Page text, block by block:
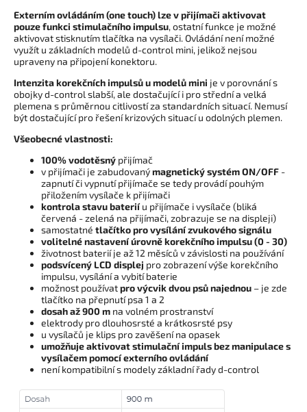
Externím ovládáním (one touch) lze v přijímači aktivovat
pouze funkci stimulačního impulsu, ostatní funkce je možné
aktivovat stisknutím tlačítka na vysílači. Ovládání není možné
využít u základních modelů d-control mini, jelikož nejsou
upraveny na připojení konektoru.
Intenzita korekčních impulsů u modelů mini je v porovnání s
obojky d-control slabší, ale dostačující i pro střední a velká
plemena s průměrnou citlivostí za standardních situací. Nemusí
být dostačující pro řešení krizových situací u odolných plemen.
Všeobecné vlastnosti:
100% vodotěsný přijímač
v přijímači je zabudovanýmagnetický systém ON/OFF -
zapnutí či vypnutí přijímače se tedy provádí pouhým
přiložením vysílače k přijímači
kontrola stavu baterií u přijímače i vysílače (bliká
červená - zelená na přijímači, zobrazuje se na displeji)
samostatné tlačítko pro vysílání zvukového signálu
volitelné nastavení úrovně korekčního impulsu (0 - 30)
životnost baterií je až 12 měsíců v závislosti na používání
podsvícený LCD displej pro zobrazení výše korekčního
impulsu, vysílání a vybití baterie
možnost používatpro výcvik dvou psů najednou – je zde
tlačítko na přepnutí psa 1 a 2
dosah až 900 m na volném prostranství
elektrody pro dlouhosrsté a krátkosrsté psy
u vysílačů je klips pro zavěšení na opasek
umožňuje aktivovat stimulační impuls bez manipulace s
vysílačem pomocí externího ovládání
není kompatibilní s modely základní řady d-control